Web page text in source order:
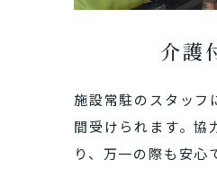
介護
施設常駐のスタッフ
間受けられます。協
り、万一の際も安心